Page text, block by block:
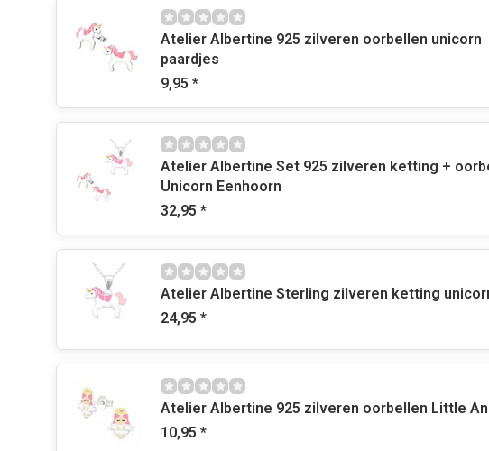
Atelier Albertine 925 zilveren oorbellen unicorn
paardjes
9,95 *
Atelier Albertine Set 925 zilveren ketting +
Unicorn Eenhoorn
32,95 *
Atelier Albertine Sterling zilveren ketting
24,95 *
Atelier Albertine 925 zilveren oorbellen Little
10,95 *